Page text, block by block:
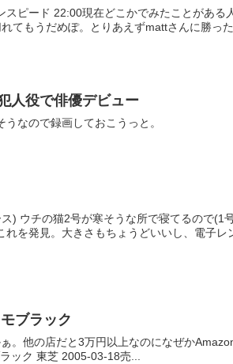
前がちらほら見え
人役で俳優デビュー
なので録画しておこうっと。
す)、
を発見。大きさもちょうどいいし、電子レ
ブラック
。他の店だと3万円以上なのになぜか
還元。 東芝 HDDプレーヤー gigabeat G23 コスモブラック 東芝 2005-03-18売...